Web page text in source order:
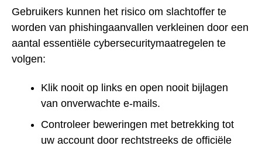
Gebruikers kunnen het risico om slachtoffer te
worden van phishingaanvallen verkleinen door een
aantal essentiële cybersecuritymaatregelen te
volgen:
Klik nooit op links en open nooit bijlagen
van onverwachte e-mails.
Controleer beweringen met betrekking tot
uw account door rechtstreeks de officiële